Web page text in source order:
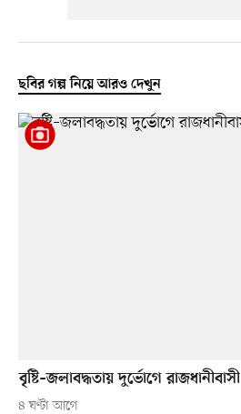
ছবির গল্প নিয়ে আরও দেখুন
বৃষ্টি–জলাবদ্ধতায় দুর্ভোগে রাজধানীবাসী
৪ ঘণ্টা আগে